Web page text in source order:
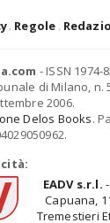
Regole
- ISSN 1974-
di Milano, n.
2006.
Delos Books.
EADV s.r.l.
Capuana,
Tremestieri